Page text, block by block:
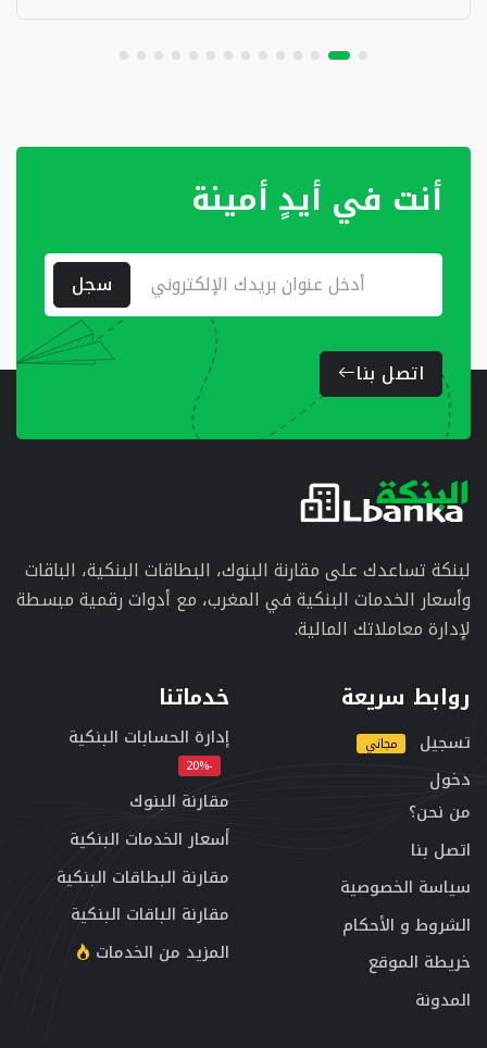
أنت في أيدٍ أمينة
سجل
اتصل بنا
لبنكة تساعدك على مقارنة البنوك، البطاقات البنكية، الباقات
وأسعار الخدمات البنكية في المغرب، مع أدوات رقمية مبسطة
لإدارة معاملاتك المالية.
روابط سريعة
تسجيل مجاني
دخول
من نحن؟
اتصل بنا
سياسة الخصوصية
الشروط و الأحكام
خريطة الموقع
المدونة
خدماتنا
إدارة الحسابات البنكية
-20%
مقارنة البنوك
أسعار الخدمات البنكية
مقارنة البطاقات البنكية
مقارنة الباقات البنكية
المزيد من الخدمات